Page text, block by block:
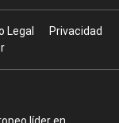
Legal
Privacidad